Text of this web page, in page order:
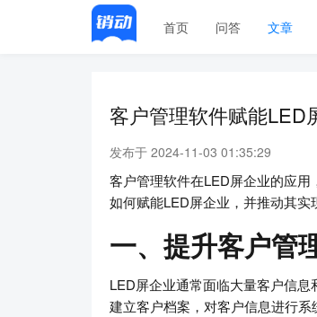
首页 问答 文章
客户管理软件赋能LED
发布于 2024-11-03 01:35:29
客户管理软件在LED屏企业的应
如何赋能LED屏企业，并推动其实
一、提升客户管
LED屏企业通常面临大量客户信
建立客户档案，对客户信息进行